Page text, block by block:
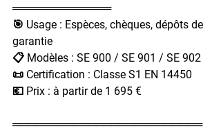
═════════════
🎯 Usage : Espèces, chèques, dépôts de
garantie
📋 Modèles : SE 900 / SE 901 / SE 902
📜 Certification : Classe S1 EN 14450
💶 Prix : à partir de 1 695 €
═════════════════════════